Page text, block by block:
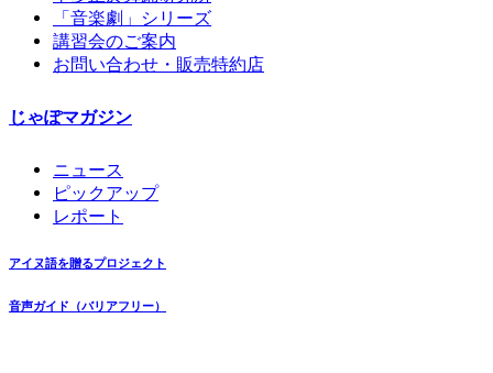
「音楽劇」シリーズ
講習会のご案内
お問い合わせ・販売特約店
じゃぽマガジン
ニュース
ピックアップ
レポート
アイヌ語を贈るプロジェクト
音声ガイド（バリアフリー）